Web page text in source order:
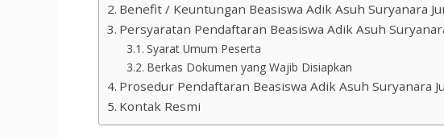
Benefit / Keuntungan Beasiswa Adik Asuh Suryanara
Persyaratan Pendaftaran Beasiswa Adik Asuh
Syarat Umum Peserta
Berkas Dokumen yang Wajib Disiapkan
Prosedur Pendaftaran Beasiswa Adik Asuh Suryanara
Kontak Resmi